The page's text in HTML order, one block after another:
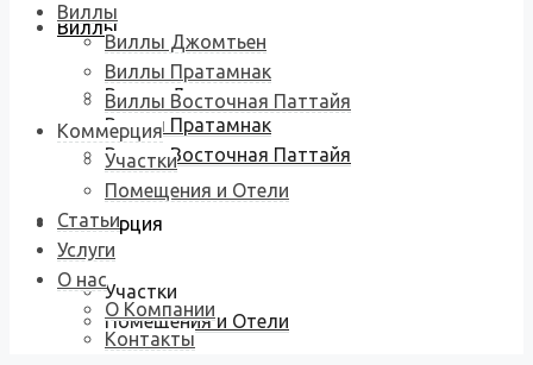
Виллы
Виллы Джомтьен
Виллы Пратамнак
Виллы Восточная Паттайя
Коммерция
Участки
Помещения и Отели
Виллы
Виллы Джомтьен
Виллы Пратамнак
Виллы Восточная Паттайя
Коммерция
Участки
Помещения и Отели
Статьи
Услуги
О нас
О Компании
Контакты